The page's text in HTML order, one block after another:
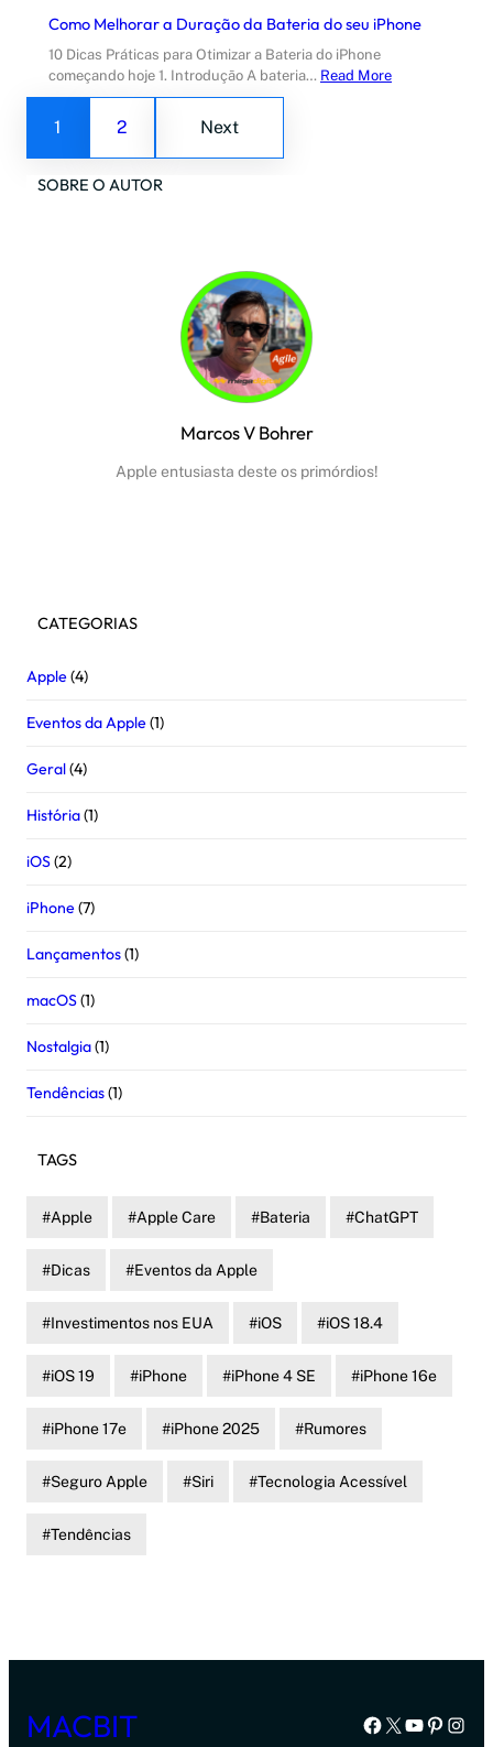
Como Melhorar a Duração da Bateria do seu iPhone
10 Dicas Práticas para Otimizar a Bateria do iPhone
começando hoje 1. Introdução A bateria… Read More
1 2 Next
SOBRE O AUTOR
Marcos V Bohrer
Apple entusiasta deste os primórdios!
CATEGORIAS
Apple(4)
Eventos da Apple(1)
Geral(4)
História(1)
iOS(2)
iPhone(7)
Lançamentos(1)
macOS(1)
Nostalgia(1)
Tendências(1)
TAGS
Apple Apple Care Bateria ChatGPT
Dicas Eventos da Apple
Investimentos nos EUA iOS iOS 18.4
iOS 19 iPhone iPhone 4 SE iPhone 16e
iPhone 17e iPhone 2025 Rumores
Seguro Apple Siri Tecnologia Acessível
Tendências
MACBIT Facebook
X Youtube